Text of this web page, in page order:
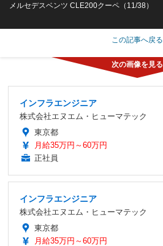
メルセデスベンツ CLE200クーペ（11/38）
この記事へ戻る
インフラエンジニア
株式会社エヌエム・ヒューマテック
東京都
月給35万円～60万円
正社員
インフラエンジニア
株式会社エヌエム・ヒューマテック
東京都
月給35万円～60万円